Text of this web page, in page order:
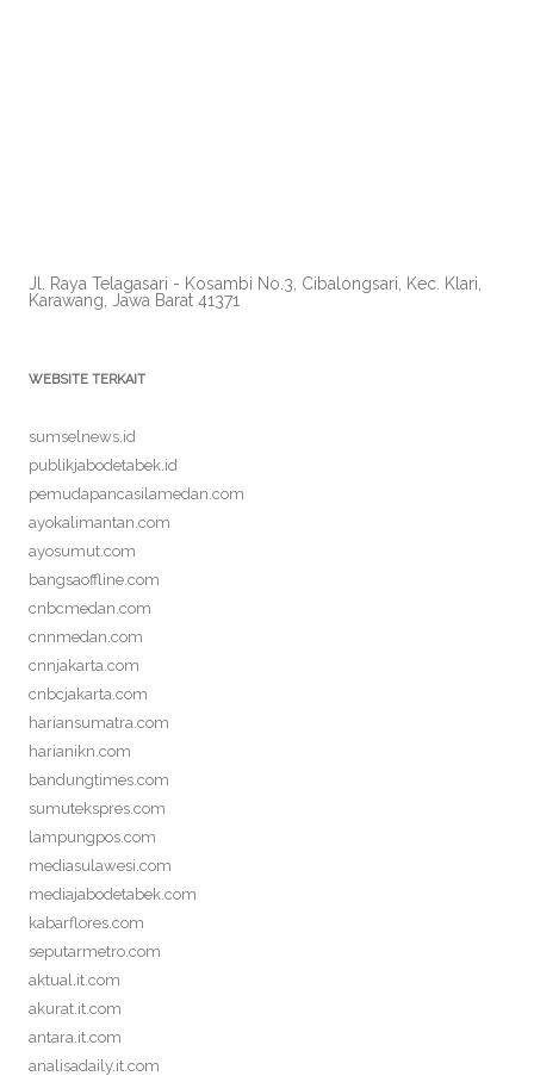
Jl. Raya Telagasari - Kosambi No.3, Cibalongsari, Kec. Klari,
Karawang, Jawa Barat 41371
WEBSITE TERKAIT
sumselnews.id
publikjabodetabek.id
pemudapancasilamedan.com
ayokalimantan.com
ayosumut.com
bangsaoffline.com
cnbcmedan.com
cnnmedan.com
cnnjakarta.com
cnbcjakarta.com
hariansumatra.com
harianikn.com
bandungtimes.com
sumutekspres.com
lampungpos.com
mediasulawesi.com
mediajabodetabek.com
kabarflores.com
seputarmetro.com
aktual.it.com
akurat.it.com
antara.it.com
analisadaily.it.com